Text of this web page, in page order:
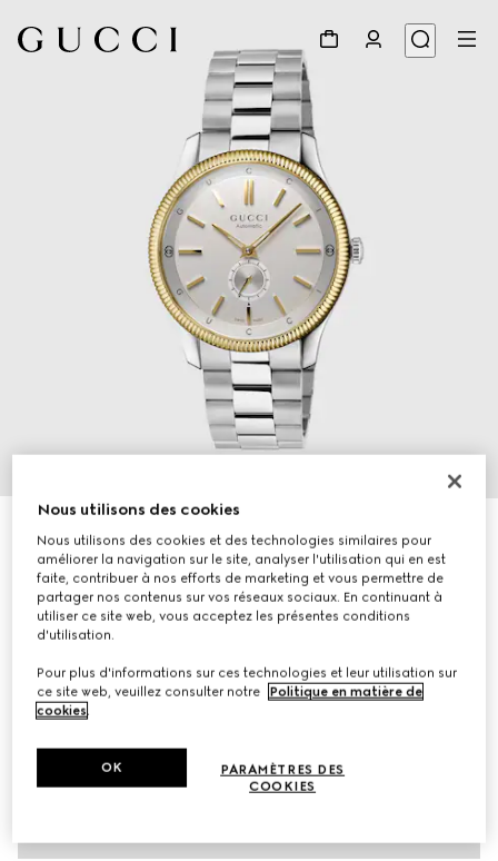
Montre G-Timeless, 40 mm
CHF 2,400
Nous utilisons des cookies
Nous utilisons des cookies et des technologies similaires pour
améliorer la navigation sur le site, analyser l'utilisation qui en est
faite, contribuer à nos efforts de marketing et vous permettre de
partager nos contenus sur vos réseaux sociaux. En continuant à
utiliser ce site web, vous acceptez les présentes conditions
d'utilisation.
Pour plus d'informations sur ces technologies et leur utilisation sur
ce site web, veuillez consulter notre
Politique en matière de
cookies.
PARAMÈTRES DES
COOKIES
OK